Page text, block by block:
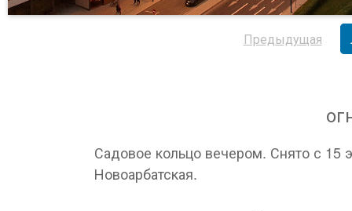
Предыдущая
Садовое кольцо вечером. Снято с 15
Новоарбатская.